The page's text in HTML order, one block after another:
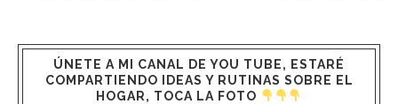
ÚNETE A MI CANAL DE YOU TUBE, ESTARÉ
COMPARTIENDO IDEAS Y RUTINAS SOBRE EL
HOGAR, TOCA LA FOTO